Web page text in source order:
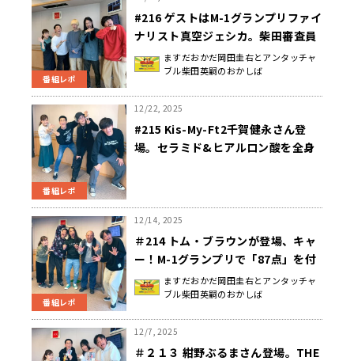
番組レポ
#216 ゲストはM-1グランプリファイ
ナリスト真空ジェシカ。柴田審査員
の92点の理由を聞きたくなかった日
曜地獄
ますだおかだ岡田圭右とアンタッチャ
ブル柴田英嗣のおかしば
番組レポ
12/22, 2025
#215 Kis-My-Ft2千賀健永さん登
場。セラミド&ヒアルロン酸を全身
番組レポ
12/14, 2025
＃214 トム・ブラウンが登場、キャ
ー！M-1グランプリで「87点」を付
けたしばんちゃんが◯されそうにな
った日曜地獄
ますだおかだ岡田圭右とアンタッチャ
ブル柴田英嗣のおかしば
12/7, 2025
＃２１３ 紺野ぶるまさん登場。THE